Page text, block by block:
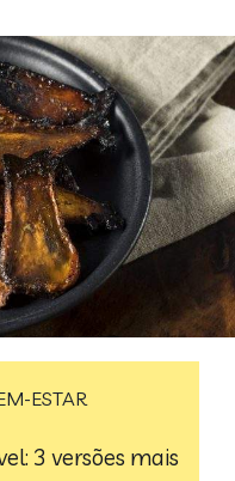
ESTAR
3 versões mais